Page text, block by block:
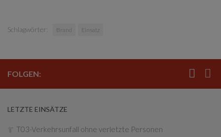
Schlagwörter: Brand Einsatz
FOLGEN:
LETZTE EINSÄTZE
T03-Verkehrsunfall ohne verletzte Personen